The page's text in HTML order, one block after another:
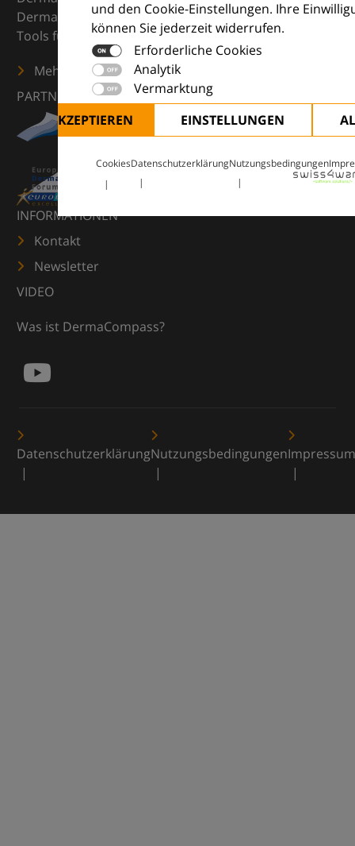
und den Cookie-Einstellungen. Ihre
können Sie jederzeit widerrufen.
Erforderliche Cookies
Analytik
Vermarktung
ALLE AKZEPTIEREN
EINSTELLUNGEN
CookiesDatenschutzerklärungNutzungsbedingungen
Dermatologie – mit Wissen, Bildern und praktischen
Tools für den klinischen Alltag.
Mehr erfahren
PARTNER
INFORMATIONEN
Kontakt
Newsletter
VIDEO
Was ist DermaCompass?
DatenschutzerklärungNutzungsbedingungenImpressum